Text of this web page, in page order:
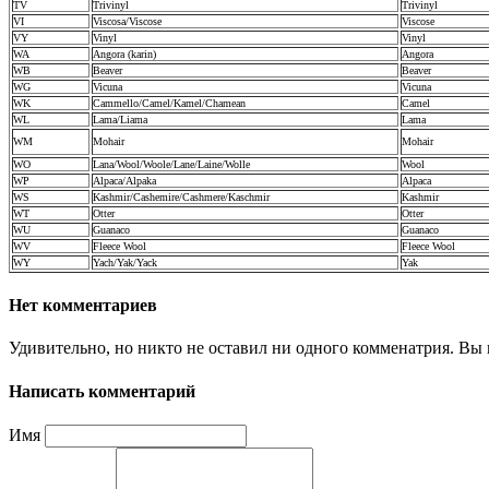
TV Trivinyl
Trivinyl
VI
Viscosa/Viscose
Viscose
VY
Vinyl
Vinyl
WA
Angora (karin)
Angora
WB
Beaver
Beaver
WG
Vicuna
Vicuna
WK
Cammello/Camel/Kamel/Chamean
Camel
WL
Lama/Liama
Lama
WM
Mohair
Mohair
WO
Lana/Wool/Woole/Lane/Laine/Wolle
Wool
WP
Alpaca/Alpaka
Alpaca
WS
Kashmir/Cashemire/Cashmere/Kaschmir
Kashmir
WT
Otter
Otter
WU
Guanaco
Guanaco
WV
Fleece Wool
Fleece Wool
WY
Yach/Yak/Yack Yak
Нет комментариев
Удивительно, но никто не оставил ни одного комменатрия. Вы
Написать комментарий
Имя